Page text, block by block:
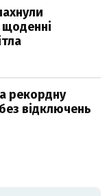
рекордну
відключень